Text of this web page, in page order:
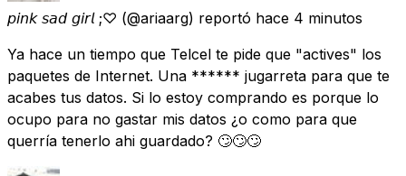
𝘱𝘪𝘯𝘬 𝘴𝘢𝘥 𝘨𝘪𝘳𝘭 ;♡ (@ariaarg) reportó hace 4 minutos
Ya hace un tiempo que Telcel te pide que "actives" los
paquetes de Internet. Una ****** jugarreta para que te
acabes tus datos. Si lo estoy comprando es porque lo
ocupo para no gastar mis datos ¿o como para que
querría tenerlo ahi guardado? 🙄🙄🙄